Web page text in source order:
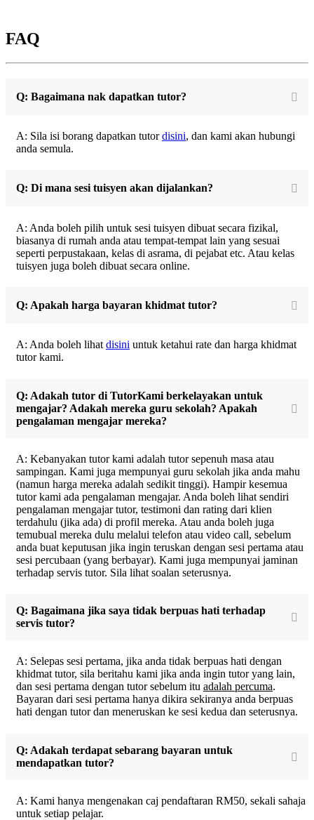
FAQ
Q: Bagaimana nak dapatkan tutor?
A: Sila isi borang dapatkan tutordisini, dan kami akan hubungi
anda semula.
Q: Di mana sesi tuisyen akan dijalankan?
A: Anda boleh pilih untuk sesi tuisyen dibuat secara fizikal,
biasanya di rumah anda atau tempat-tempat lain yang sesuai
seperti perpustakaan, kelas di asrama, di pejabat etc. Atau kelas
tuisyen juga boleh dibuat secara online.
Q: Apakah harga bayaran khidmat tutor?
A: Anda boleh lihat disini untuk ketahui rate dan harga khidmat
tutor kami.
Q: Adakah tutor di TutorKami berkelayakan untuk
mengajar? Adakah mereka guru sekolah? Apakah
pengalaman mengajar mereka?
A: Kebanyakan tutor kami adalah tutor sepenuh masa atau
sampingan. Kami juga mempunyai guru sekolah jika anda mahu
(namun harga mereka adalah sedikit tinggi). Hampir kesemua
tutor kami ada pengalaman mengajar. Anda boleh lihat sendiri
pengalaman mengajar tutor, testimoni dan rating dari klien
terdahulu (jika ada) di profil mereka. Atau anda boleh juga
temubual mereka dulu melalui telefon atau video call, sebelum
anda buat keputusan jika ingin teruskan dengan sesi pertama atau
sesi percubaan (yang berbayar). Kami juga mempunyai jaminan
terhadap servis tutor. Sila lihat soalan seterusnya.
Q: Bagaimana jika saya tidak berpuas hati terhadap
servis tutor?
A: Selepas sesi pertama, jika anda tidak berpuas hati dengan
khidmat tutor, sila beritahu kami jika anda ingin tutor yang lain,
dan sesi pertama dengan tutor sebelum itu adalah percuma.
Bayaran dari sesi pertama hanya dikira sekiranya anda berpuas
hati dengan tutor dan meneruskan ke sesi kedua dan seterusnya.
Q: Adakah terdapat sebarang bayaran untuk
mendapatkan tutor?
A: Kami hanya mengenakan caj pendaftaran RM50, sekali sahaja
untuk setiap pelajar.